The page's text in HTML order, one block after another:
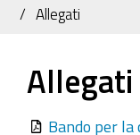
Allegati
Allegati
Bando per la